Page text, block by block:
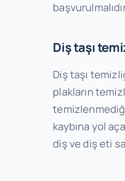
Diş taşı
Diş taşı
plakların
kaybına yol
diş ve diş eti